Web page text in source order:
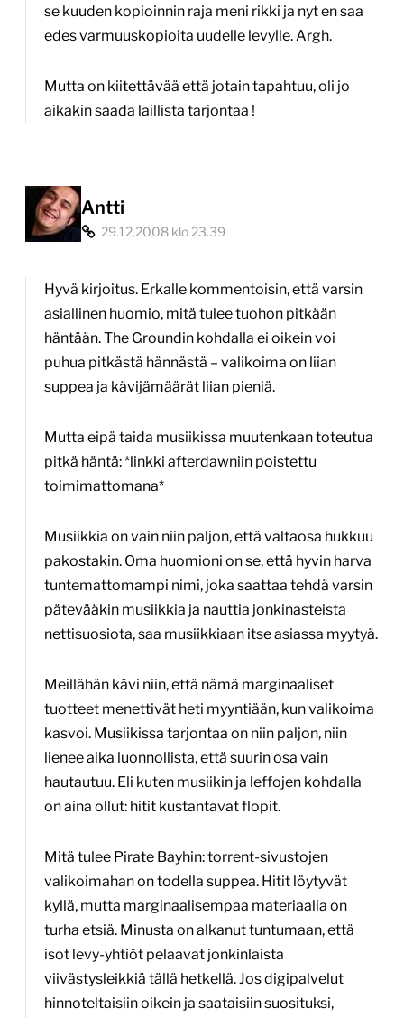
se kuuden kopioinnin raja meni rikki ja nyt en saa
edes varmuuskopioita uudelle levylle. Argh.
Mutta on kiitettävää että jotain tapahtuu, oli jo
aikakin saada laillista tarjontaa !
Antti
29.12.2008 klo 23.39
Hyvä kirjoitus. Erkalle kommentoisin, että varsin
asiallinen huomio, mitä tulee tuohon pitkään
häntään. The Groundin kohdalla ei oikein voi
puhua pitkästä hännästä – valikoima on liian
suppea ja kävijämäärät liian pieniä.
Mutta eipä taida musiikissa muutenkaan toteutua
pitkä häntä: *linkki afterdawniin poistettu
toimimattomana*
Musiikkia on vain niin paljon, että valtaosa hukkuu
pakostakin. Oma huomioni on se, että hyvin harva
tuntemattomampi nimi, joka saattaa tehdä varsin
pätevääkin musiikkia ja nauttia jonkinasteista
nettisuosiota, saa musiikkiaan itse asiassa myytyä.
Meillähän kävi niin, että nämä marginaaliset
tuotteet menettivät heti myyntiään, kun valikoima
kasvoi. Musiikissa tarjontaa on niin paljon, niin
lienee aika luonnollista, että suurin osa vain
hautautuu. Eli kuten musiikin ja leffojen kohdalla
on aina ollut: hitit kustantavat flopit.
Mitä tulee Pirate Bayhin: torrent-sivustojen
valikoimahan on todella suppea. Hitit löytyvät
kyllä, mutta marginaalisempaa materiaalia on
turha etsiä. Minusta on alkanut tuntumaan, että
isot levy-yhtiöt pelaavat jonkinlaista
viivästysleikkiä tällä hetkellä. Jos digipalvelut
hinnoteltaisiin oikein ja saataisiin suosituksi,